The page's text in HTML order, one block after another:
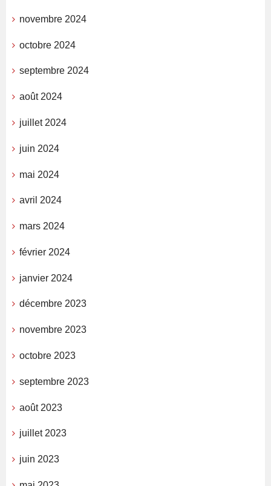
novembre 2024
octobre 2024
septembre 2024
août 2024
juillet 2024
juin 2024
mai 2024
avril 2024
mars 2024
février 2024
janvier 2024
décembre 2023
novembre 2023
octobre 2023
septembre 2023
août 2023
juillet 2023
juin 2023